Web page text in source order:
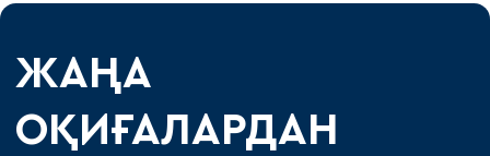
ЖАҢА
ОҚИҒАЛАРДАН